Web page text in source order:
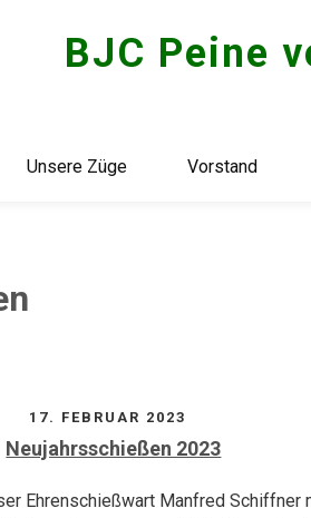
BJC Peine
Unsere Züge Vorstand
17. FEBRUAR 2023
Neujahrsschießen 2023
Ehrenschießwart Manfred Schiffner